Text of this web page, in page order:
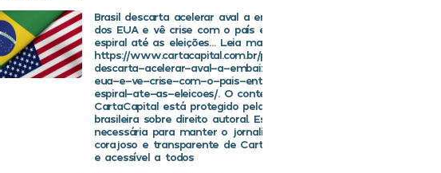
Brasil descarta acelerar aval a embaixador
dos EUA e vê crise com o país entrar em
espiral até as eleições… Leia mais em
https://www.cartacapital.com.br/politica/brasil-
descarta-acelerar-aval-a-embaixador-dos-
eua-e-ve-crise-com-o-pais-entrar-em-
espiral-ate-as-eleicoes/. O conteúdo de
CartaCapital está protegido pela legislação
brasileira sobre direito autoral. Essa defesa é
necessária para manter o jornalismo
corajoso e transparente de CartaCapital vivo
e acessível a todos